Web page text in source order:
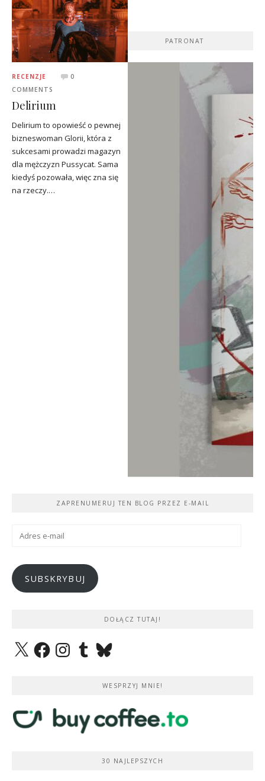
RECENZJE
0
COMMENTS
Delirium
Delirium to opowieść o pewnej
bizneswoman Glorii, która z
sukcesami prowadzi magazyn
dla mężczyzn Pussycat. Sama
kiedyś pozowała, więc zna się
na rzeczy.…
PATRONAT
ZAPRENUMERUJ TEN BLOG PRZEZ E-MAIL
Adres
SUBSKRYBUJ
DOŁĄCZ TUTAJ!
X FacebookInstagramTumblrBluesky
WESPRZYJ MNIE!
30 NAJLEPSZYCH